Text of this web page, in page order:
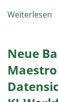
Weiterlesen
Neue